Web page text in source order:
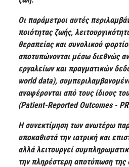
Οι παράμετροι αυτές
ποιότητας ζωής,
θεραπείας και συνολικού
αποτυπώνονται μέσω διεθνώς
εργαλείων και πραγματικών
world data),
αναφέρονται από τους ίδιους
(Patient-Reported Outcomes -
Η συνεκτίμηση των ανωτέρω
υποκαθιστά την ιατρική και
αλλά λειτουργεί
την πληρέστερη αποτύπωση της